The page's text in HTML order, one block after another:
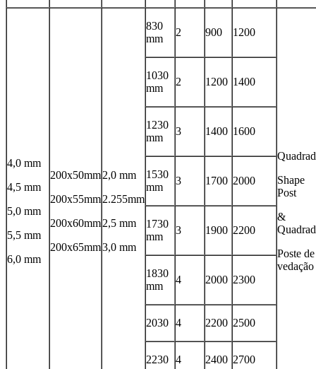
4,0 mm
4,5 mm
5,0 mm
5,5 mm
6,0 mm
200x50mm
200x55mm
200x60mm
200x65mm
2,0 mm
2.255mm
2,5 mm
3,0 mm
830
mm
2 900 1200
Shape
Post
&
Poste de
vedação
1030
mm
2 1200 1400
1230
mm
3 1400 1600
1530
mm
3 1700 2000
1730
mm
3 1900 2200
1830
mm
4 2000 2300
2030 4 2200 2500
2230 4 2400 2700